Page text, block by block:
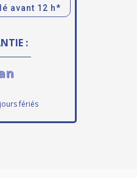
avant 12 h*
:
fériés